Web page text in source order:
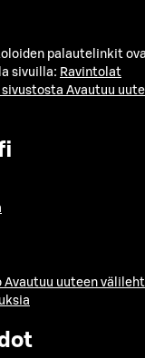
palautelinkit
sivuilla: Ravintolat
Avautuu
Avautuu uuteen